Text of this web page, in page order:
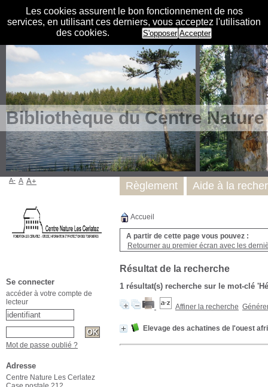
Les cookies assurent le bon fonctionnement de nos
services, en utilisant ces derniers, vous acceptez l'utilisation
des cookies.
S'opposer Accepter
Bibliothèque du Centre
Accueil
A partir de cette page vous pouvez :
Retourner au premier écran avec les
Résultat de la recherche
1 résultat(s) recherche sur le mot-clé
Affiner la recherche
Elevage des achatines de l'ouest
Règlement Aide à la
A- A A+
Se connecter
accéder à votre compte de
lecteur
Mot de passe oublié ?
Adresse
Centre Nature Les Cerlatez